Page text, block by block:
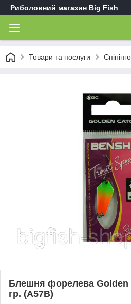
Риболовний магазин Big Fish
Товари та послуги
Блешня форелева Golden
гр. (A57B)